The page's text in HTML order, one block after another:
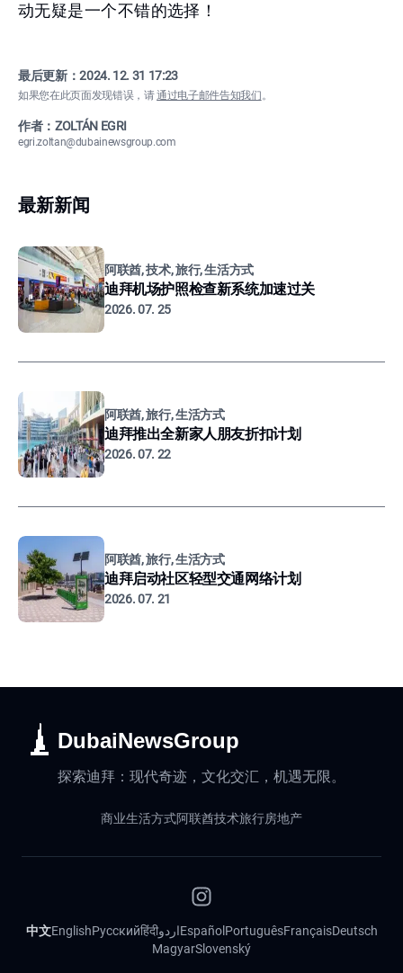
动无疑是一个不错的选择！
最后更新：2024. 12. 31 17:23
如果您在此页面发现错误，请通过电子邮件告知我们。
作者：ZOLTÁN EGRI
egri.zoltan@dubainewsgroup.com
最新新闻
阿联酋, 技术, 旅行, 生活方式
迪拜机场护照检查新系统加速过关
2026. 07. 25
阿联酋, 旅行, 生活方式
迪拜推出全新家人朋友折扣计划
2026. 07. 22
阿联酋, 旅行, 生活方式
迪拜启动社区轻型交通网络计划
2026. 07. 21
DubaiNewsGroup
探索迪拜：现代奇迹，文化交汇，机遇无限。
商业生活方式阿联酋技术旅行房地产
中文EnglishРусскийहिंदीاردوEspañol PortuguêsFrançaisDeutsch
MagyarSlovenský